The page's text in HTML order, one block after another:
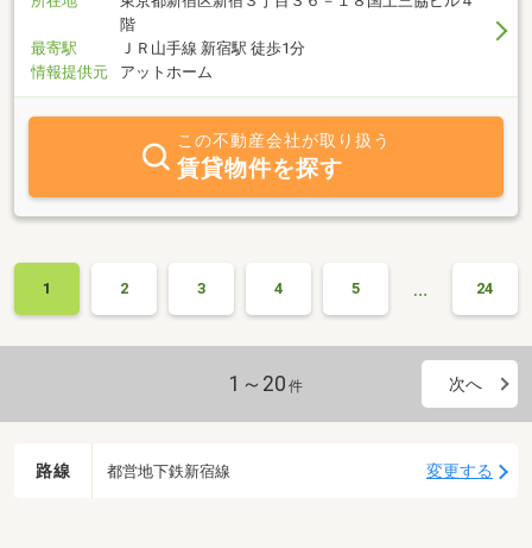
階
最寄駅
ＪＲ山手線 新宿駅 徒歩1分
情報提供元
アットホーム
この不動産会社が取り扱う
賃貸物件を探す
1 2 3 4 5 … 24
1～20 件 次へ
路線 都営地下鉄新宿線 変更する